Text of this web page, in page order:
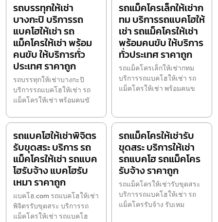
รถบรรทุกให้เช่า
บางกะปิ บริการรถ
แบคโฮให้เช่า รถ
แม็คโครให้เช่า พร้อม
คนขับ ให้บริการทั่ว
ประเทศ ราคาถูก
รถบรรทุกให้เช่าบางกะปิ
บริการรถแบคโฮให้เช่า รถ
แม็คโครให้เช่า พร้อมคนขั
รถแม็คโครเล็กให้เช่าก
ทม บริการรถแบคโฮให้
เช่า รถแม็คโครให้เช่า
พร้อมคนขับ ให้บริการ
ทั่วประเทศ ราคาถูก
รถแม็คโครเล็กให้เช่ากทม
บริการรถแบคโฮให้เช่า รถ
แม็คโครให้เช่า พร้อมคนข
รถแบคโฮให้เช่าพิจิตร
รับขุดสระ บริการ รถ
แม็คโครให้เช่า รถแบค
โฮรับจ้าง แบคโฮรับ
เหมา ราคาถูก
แบคโฮ.com รถแบคโฮให้เช่า
พิจิตรรับขุดสระ บริการรถ
แม็คโครให้เช่า รถแบคโฮ
รถแม็คโครให้เช่ารับ
ขุดสระ บริการให้เช่า
รถแบคโฮ รถแม็คโคร
รับจ้าง ราคาถูก
รถแม็คโครให้เช่ารับขุดสระ
บริการรถแบคโฮให้เช่า รถ
แม็คโครรับจ้าง รับเหม